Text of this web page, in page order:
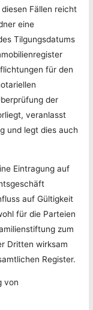
Fällen reicht
eine
Tilgungsdatums
für den
der
veranlasst
und legt dies auch
Eintragung auf
auf Gültigkeit
für die Parteien
zum
Dritten wirksam
Register.
von